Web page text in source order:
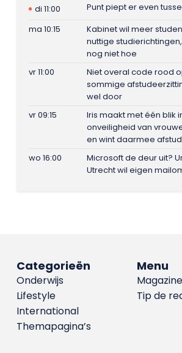
di 11:00
Punt piept er even
ma 10:15
Kabinet wil meer
nuttige
nog niet hoe
vr 11:00
Niet overal code rood
sommige
wel door
vr 09:15
Iris maakt met één blik
onveiligheid van
en wint daarmee
wo 16:00
Microsoft de deur uit?
Utrecht wil eigen
Menu
Tip de
Categorieën
Onderwijs
Lifestyle
International
Themapagina’s